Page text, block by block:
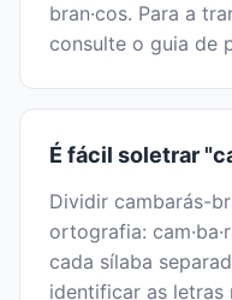
bran·cos. Para a
consulte o guia de
É fácil soletrar
Dividir cambarás-
ortografia:
cada sílaba
identificar as letras